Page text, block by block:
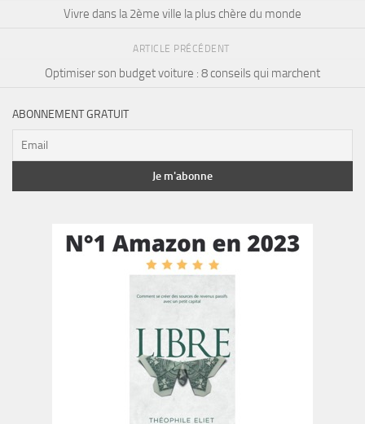
Vivre dans la 2ème ville la plus chère du monde
ARTICLE PRÉCÉDENT
Optimiser son budget voiture : 8 conseils qui marchent
ABONNEMENT GRATUIT